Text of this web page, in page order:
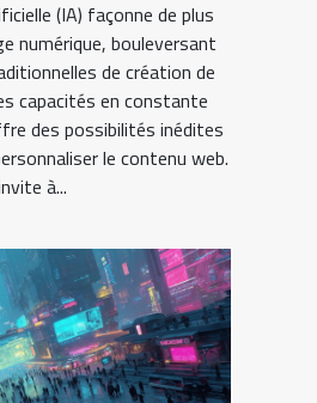
(IA) façonne de plus
numérique, bouleversant
de création de
capacités en constante
des possibilités inédites
le contenu web.
à...